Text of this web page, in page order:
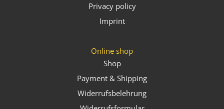
Privacy policy
Imprint
Online shop
Shop
Payment & Shipping
Widerrufsbelehrung